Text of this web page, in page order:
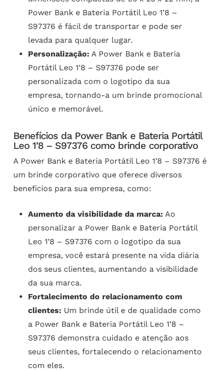
Power Bank e Bateria Portátil Leo 1’8 –
S97376 é fácil de transportar e pode ser
levada para qualquer lugar.
Personalização: A Power Bank e Bateria
Portátil Leo 1’8 – S97376 pode ser
personalizada com o logotipo da sua
empresa, tornando-a um brinde promocional
único e memorável.
Benefícios da Power Bank e Bateria Portátil
Leo 1’8 – S97376 como brinde corporativo
A Power Bank e Bateria Portátil Leo 1’8 – S97376 é
um brinde corporativo que oferece diversos
benefícios para sua empresa, como:
Aumento da visibilidade da marca: Ao
personalizar a Power Bank e Bateria Portátil
Leo 1’8 – S97376 com o logotipo da sua
empresa, você estará presente na vida diária
dos seus clientes, aumentando a visibilidade
da sua marca.
Fortalecimento do relacionamento com
clientes: Um brinde útil e de qualidade como
a Power Bank e Bateria Portátil Leo 1’8 –
S97376 demonstra cuidado e atenção aos
seus clientes, fortalecendo o relacionamento
com eles.